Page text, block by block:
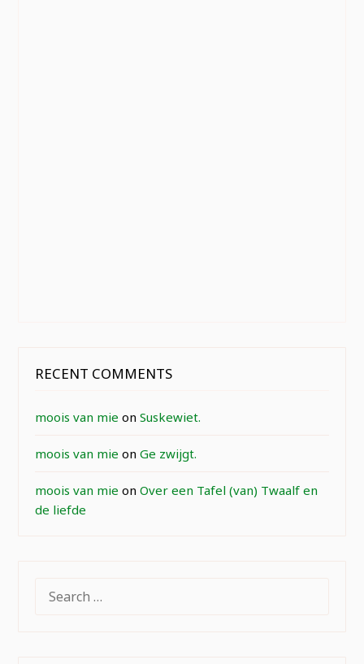
RECENT COMMENTS
moois van mie onSuskewiet.
moois van mie onGe zwijgt.
moois van mie onOver een Tafel (van) Twaalf en
de liefde
FOR: